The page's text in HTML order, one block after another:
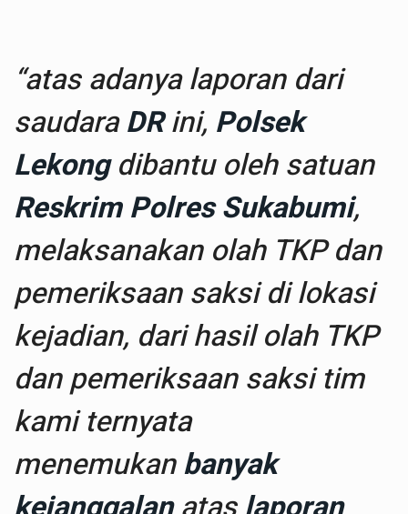
“atas adanya laporan dari
saudaraDRini, Polsek
Lekongdibantu oleh satuan
Reskrim Polres Sukabumi,
melaksanakan olah TKP dan
pemeriksaan saksi di lokasi
kejadian, dari hasil olah TKP
dan pemeriksaan saksi tim
kami ternyata
menemukanbanyak